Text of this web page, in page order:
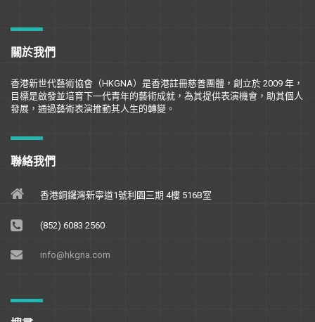
關於我們
香港新世代藝術協會（HKGNA）是香港註冊慈善團體，創立於 2009 年，
目標是啟發並培育下一代青年的藝術成就，為其提供表演機會，助其個人
發展，通過藝術表演推動其人生的轉變。
聯絡我們
香港銅鑼灣新寧道1號利園三期 4樓 516B室
(852) 6083 2560
info@hkgna.com